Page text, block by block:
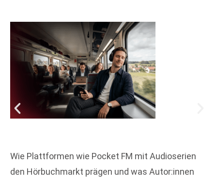
Wie Plattformen wie Pocket FM mit Audioserien
den Hörbuchmarkt prägen und was Autor:innen